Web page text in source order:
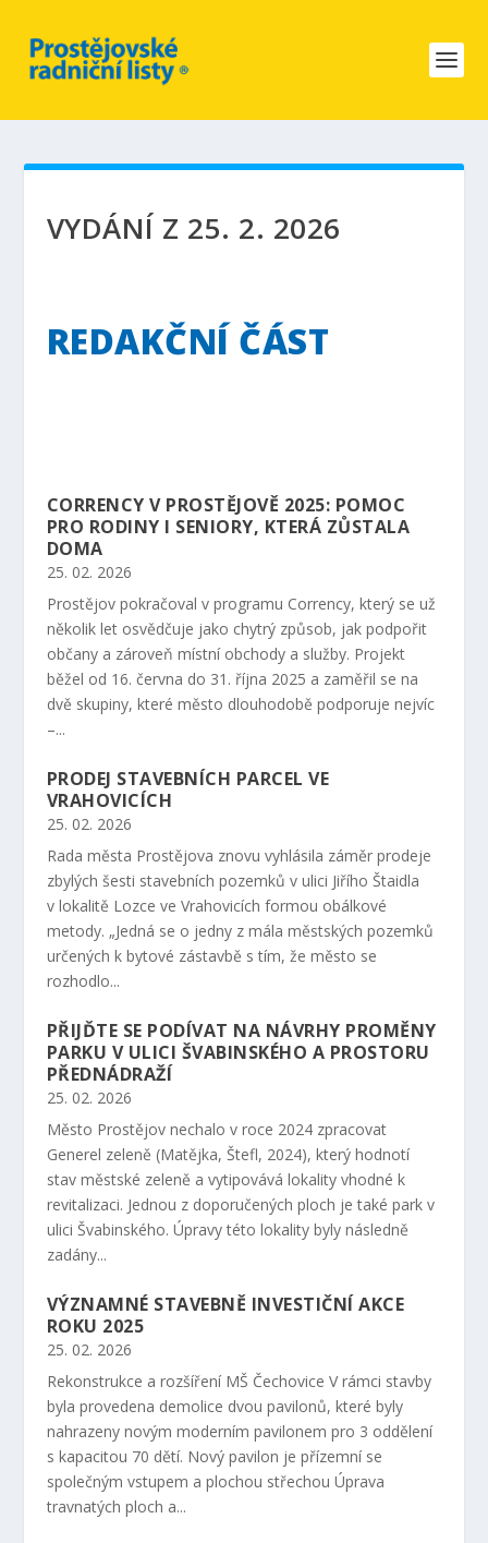
VYDÁNÍ Z 25. 2. 2026
REDAKČNÍ ČÁST
CORRENCY V PROSTĚJOVĚ 2025: POMOC
PRO RODINY I SENIORY, KTERÁ ZŮSTALA
DOMA
25. 02. 2026
Prostějov pokračoval v programu Corrency, který se už
několik let osvědčuje jako chytrý způsob, jak podpořit
občany a zároveň místní obchody a služby. Projekt
běžel od 16. června do 31. října 2025 a zaměřil se na
dvě skupiny, které město dlouhodobě podporuje nejvíc
–...
PRODEJ STAVEBNÍCH PARCEL VE
VRAHOVICÍCH
25. 02. 2026
Rada města Prostějova znovu vyhlásila záměr prodeje
zbylých šesti stavebních pozemků v ulici Jiřího Štaidla
v lokalitě Lozce ve Vrahovicích formou obálkové
metody. „Jedná se o jedny z mála městských pozemků
určených k bytové zástavbě s tím, že město se
rozhodlo...
PŘIJĎTE SE PODÍVAT NA NÁVRHY PROMĚNY
PARKU V ULICI ŠVABINSKÉHO A PROSTORU
PŘEDNÁDRAŽÍ
25. 02. 2026
Město Prostějov nechalo v roce 2024 zpracovat
Generel zeleně (Matějka, Štefl, 2024), který hodnotí
stav městské zeleně a vytipovává lokality vhodné k
revitalizaci. Jednou z doporučených ploch je také park v
ulici Švabinského. Úpravy této lokality byly následně
zadány...
VÝZNAMNÉ STAVEBNĚ INVESTIČNÍ AKCE
ROKU 2025
25. 02. 2026
Rekonstrukce a rozšíření MŠ Čechovice V rámci stavby
byla provedena demolice dvou pavilonů, které byly
nahrazeny novým moderním pavilonem pro 3 oddělení
s kapacitou 70 dětí. Nový pavilon je přízemní se
společným vstupem a plochou střechou Úprava
travnatých ploch a...